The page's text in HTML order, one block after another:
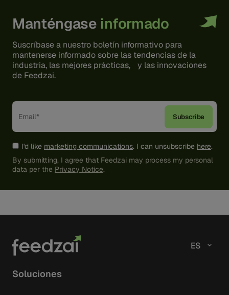
Manténgase informado
Suscríbase a nuestro boletín informativo para
mantenerse informado sobre las tendencias de la
industria, las mejores prácticas, y las innovaciones
de Feedzai.
I'd like marketing communications. I can unsubscribe here.
By submitting, I agree that Feedzai may process my personal
data per the Privacy Notice.
ES
Soluciones